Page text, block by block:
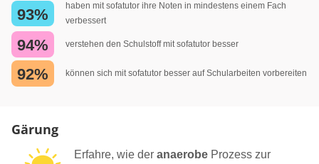
93%
haben mit sofatutor ihre Noten in mindestens einem Fach
verbessert
94% verstehen den Schulstoff mit sofatutor besser
92% können sich mit sofatutor besser auf Schularbeiten vorbereiten
Gärung
Erfahre, wie der anaerobe Prozess zur